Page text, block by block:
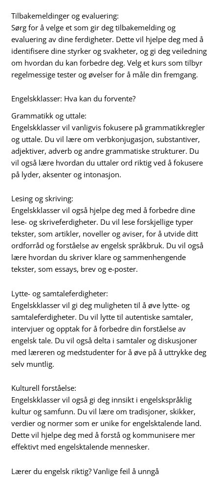
Tilbakemeldinger og evaluering:
Sørg for å velge et som gir deg tilbakemelding og
evaluering av dine ferdigheter. Dette vil hjelpe deg med å
identifisere dine styrker og svakheter, og gi deg veiledning
om hvordan du kan forbedre deg. Velg et kurs som tilbyr
regelmessige tester og øvelser for å måle din fremgang.
Engelskklasser: Hva kan du forvente?
Grammatikk og uttale:
Engelskklasser vil vanligvis fokusere på grammatikkregler
og uttale. Du vil lære om verbkonjugasjon, substantiver,
adjektiver, adverb og andre grammatiske strukturer. Du
vil også lære hvordan du uttaler ord riktig ved å fokusere
på lyder, aksenter og intonasjon.
Lesing og skriving:
Engelskklasser vil også hjelpe deg med å forbedre dine
lese- og skriveferdigheter. Du vil lese forskjellige typer
tekster, som artikler, noveller og aviser, for å utvide ditt
ordforråd og forståelse av engelsk språkbruk. Du vil også
lære hvordan du skriver klare og sammenhengende
tekster, som essays, brev og e-poster.
Lytte- og samtaleferdigheter:
Engelskklasser vil gi deg muligheten til å øve lytte- og
samtaleferdigheter. Du vil lytte til autentiske samtaler,
intervjuer og opptak for å forbedre din forståelse av
engelsk tale. Du vil også delta i samtaler og diskusjoner
med læreren og medstudenter for å øve på å uttrykke deg
selv muntlig.
Kulturell forståelse:
Engelskklasser vil også gi deg innsikt i engelskspråklig
kultur og samfunn. Du vil lære om tradisjoner, skikker,
verdier og normer som er unike for engelsktalende land.
Dette vil hjelpe deg med å forstå og kommunisere mer
effektivt med engelsktalende mennesker.
Lærer du engelsk riktig? Vanlige feil å unngå